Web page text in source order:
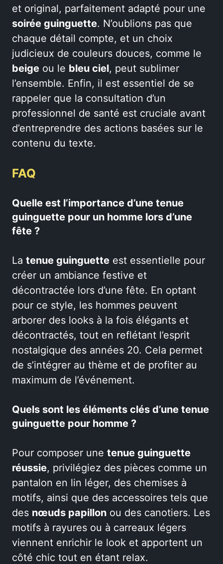
et original, parfaitement adapté pour une
soirée guinguette. N’oublions pas que
chaque détail compte, et un choix
judicieux de couleurs douces, comme le
beige ou le bleu ciel, peut sublimer
l’ensemble. Enfin, il est essentiel de se
rappeler que la consultation d’un
professionnel de santé est cruciale avant
d’entreprendre des actions basées sur le
contenu du texte.
FAQ
Quelle est l’importance d’une tenue
guinguette pour un homme lors d’une
fête ?
La tenue guinguette est essentielle pour
créer un ambiance festive et
décontractée lors d’une fête. En optant
pour ce style, les hommes peuvent
arborer des looks à la fois élégants et
décontractés, tout en reflétant l’esprit
nostalgique des années 20. Cela permet
de s’intégrer au thème et de profiter au
maximum de l’événement.
Quels sont les éléments clés d’une tenue
guinguette pour homme ?
Pour composer une tenue guinguette
réussie, privilégiez des pièces comme un
pantalon en lin léger, des chemises à
motifs, ainsi que des accessoires tels que
des nœuds papillon ou des canotiers. Les
motifs à rayures ou à carreaux légers
viennent enrichir le look et apportent un
côté chic tout en étant relax.